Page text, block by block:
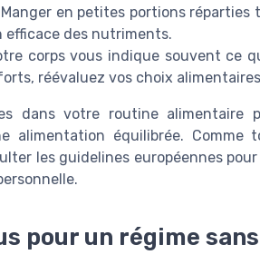
en petites portions
efficace des nutriments.
corps vous indique souvent ce
réévaluez vos choix
dans votre routine alimentaire
alimentation équilibrée. Comme
les guidelines européennes
pour un régime